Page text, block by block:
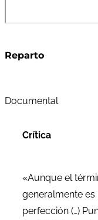
Reparto
Documental
Crítica
«Aunque el
generalmente es
perfección (…)